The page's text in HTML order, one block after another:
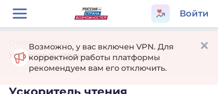
Войти
Онлайн-курсы
Ускоритель чтения
Возможно, у вас включен VPN. Для
корректной работы платформы
рекомендуем вам его отключить.